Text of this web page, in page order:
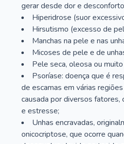
gerar desde dor e
Hiperidrose (suor
Hirsutismo (excesso de
Manchas na pele e nas
Micoses de pele e de
Pele seca, oleosa ou
Psoríase: doença que é
de escamas em várias
causada por diversos fatores,
e estresse;
Unhas encravadas,
onicocriptose, que ocorre